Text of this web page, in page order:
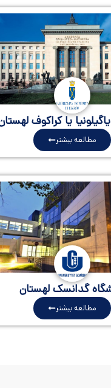
یا کراکوف
مطالعه بیشتر
گدانسک لهستان
مطالعه بیشتر